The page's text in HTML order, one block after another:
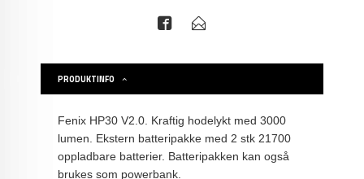
PRODUKTINFO
Fenix HP30 V2.0. Kraftig hodelykt med 3000
lumen. Ekstern batteripakke med 2 stk 21700
oppladbare batterier. Batteripakken kan også
brukes som powerbank.